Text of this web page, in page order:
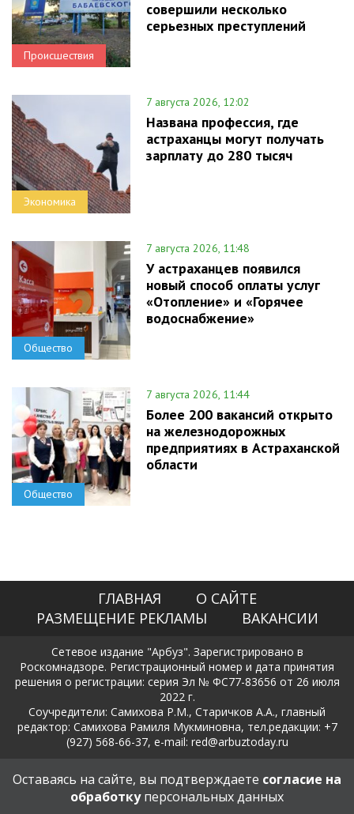
Происшествия
совершили несколько
серьезных преступлений
Экономика
7 августа 2026, 12:02
Названа профессия, где
астраханцы могут получать
зарплату до 280 тысяч
Общество
7 августа 2026, 11:48
У астраханцев появился
новый способ оплаты услуг
«Отопление» и «Горячее
водоснабжение»
Общество
7 августа 2026, 11:44
Более 200 вакансий открыто
на железнодорожных
предприятиях в Астраханской
области
ГЛАВНАЯ
О САЙТЕ
РАЗМЕЩЕНИЕ РЕКЛАМЫ
ВАКАНСИИ
Сетевое издание "Арбуз". Зарегистрировано в
Роскомнадзоре. Регистрационный номер и дата принятия
решения о регистрации: серия Эл № ФС77-83656 от 26 июля
2022 г.
Соучредители: Самихова Р.М., Старичков А.А., главный
редактор: Самихова Рамиля Мукминовна, тел.редакции: +7
(927) 568-66-37, e-mail: red@arbuztoday.ru
Политика в отношении обработки и защиты персональных
данных
Оставаясь на сайте, вы подтверждаете согласие на
обработкуперсональных данных